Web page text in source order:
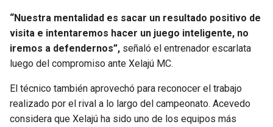
“Nuestra mentalidad es sacar un resultado positivo de
visita e intentaremos hacer un juego inteligente, no
iremos a defendernos”, señaló el entrenador escarlata
luego del compromiso ante Xelajú MC.
El técnico también aprovechó para reconocer el trabajo
realizado por el rival a lo largo del campeonato. Acevedo
considera que Xelajú ha sido uno de los equipos más